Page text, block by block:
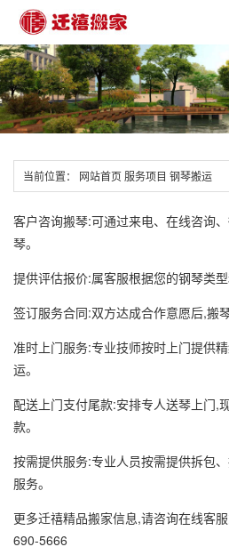
当前位置： 网站首页 服务项目 钢琴搬运
客户咨询搬琴:可通过来电、在线咨询
琴。
提供评估报价:属客服根据您的钢琴类
签订服务合同:双方达成合作意愿后,搬
准时上门服务:专业技师按时上门提供
运。
配送上门支付尾款:安排专人送琴上门,
款。
按需提供服务:专业人员按需提供拆包
服务。
更多迁禧精品搬家信息,请咨询在线客
690-5666